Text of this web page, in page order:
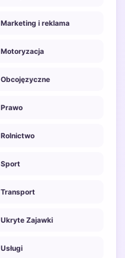
Marketing i reklama
Motoryzacja
Obcojęzyczne
Prawo
Rolnictwo
Sport
Transport
Ukryte Zajawki
Usługi